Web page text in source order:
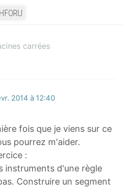
carrées
2014 à 12:40
fois que je viens sur ce
pourrez m'aider.
:
instruments d'une règle
Construire un segment